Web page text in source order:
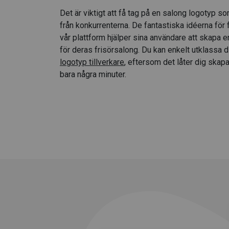
Det är viktigt att få tag på en salong logotyp
från konkurrenterna. De fantastiska idéerna
vår plattform hjälper sina användare att skapa
för deras frisörsalong. Du kan enkelt utklassa
logotyp tillverkare, eftersom det låter dig
bara några minuter.